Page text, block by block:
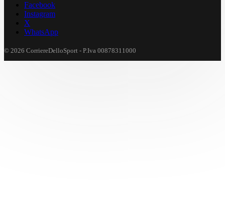
Facebook
Instagram
X
WhatsApp
© 2026 CorriereDelloSport - P.Iva 00878311000